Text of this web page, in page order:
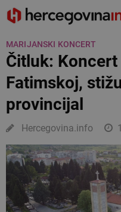
MARIJANSKI KONCERT
Čitluk:
Fatimskoj,
provincijal
Hercegovina.info